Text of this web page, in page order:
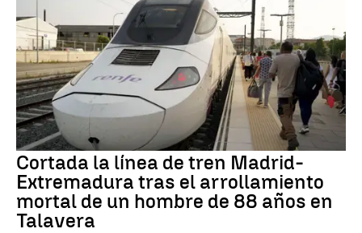
Cortada la línea de tren Madrid-
Extremadura tras el arrollamiento
mortal de un hombre de 88 años en
Talavera